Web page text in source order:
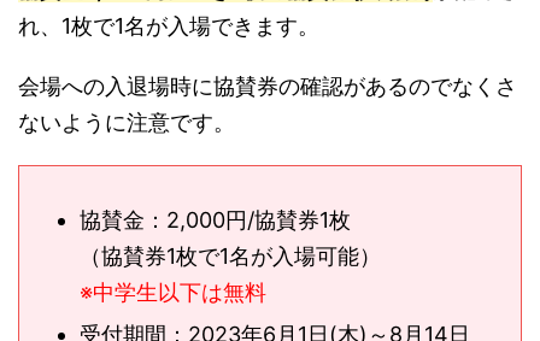
れ、1枚で1名が入場できます。
会場への入退場時に協賛券の確認があるのでなくさ
ないように注意です。
協賛金：2,000円/協賛券1枚
（協賛券1枚で1名が入場可能）
※中学生以下は無料
受付期間：2023年6月1日(木)～8月14日